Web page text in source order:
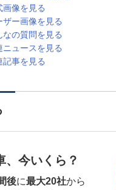
画像を見る
ー画像を見る
の質問を見る
ュースを見る
記事を見る
、今いくら？
後に最大20社から